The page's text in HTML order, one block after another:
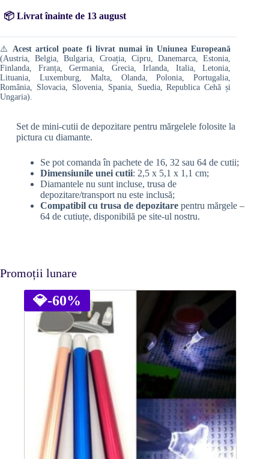
$8.21.
pentru
de
diamond
painting
📦 Livrat înainte de 13 august
⚠️ Acest articol poate fi livrat numai în Uniunea Europeană
(Austria, Belgia, Bulgaria, Croația, Cipru, Danemarca, Estonia,
Finlanda, Franța, Germania, Grecia, Irlanda, Italia, Letonia,
Lituania, Luxemburg, Malta, Olanda, Polonia, Portugalia,
România, Slovacia, Slovenia, Spania, Suedia, Republica Cehă și
Ungaria).
Set de mini-cutii de depozitare pentru mărgelele folosite la
pictura cu diamante.
Se pot comanda în pachete de 16, 32 sau 64 de cutii;
Dimensiunile unei cutii: 2,5 x 5,1 x 1,1 cm;
Diamantele nu sunt incluse, trusa de
depozitare/transport nu este inclusă;
Compatibil cu trusa de depozitarepentru mărgele –
64 de cutiuțe, disponibilă pe site-ul nostru.
Promoții lunare
💎-60%